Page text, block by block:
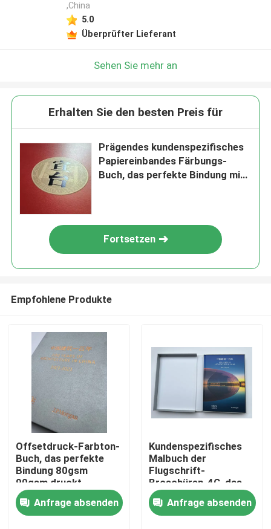
Nach Hause
Über uns
,China
5.0
Überprüfter Lieferant
Sehen Sie mehr an
Erhalten Sie den besten Preis für
Prägendes kundenspezifisches
Papiereinbandes Färbungs-
Buch, das perfekte Bindung mit
Fortsetzen
Empfohlene Produkte
Offsetdruck-Farbton-
Buch, das perfekte
Bindung 80gsm
90gsm druckt
Anfrage absenden
Kundenspezifisches
Malbuch der
Flugschrift-
Broschüren-4C, das
Cmyk-Farbe druckt
Anfrage absenden